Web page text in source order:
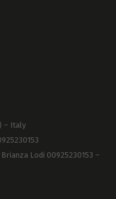
– Italy
Lodi 00925230153 –